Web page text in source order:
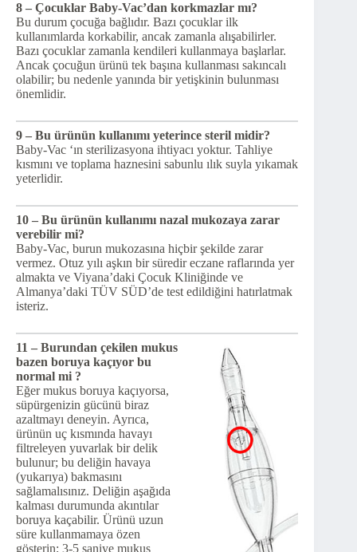
8 – Çocuklar Baby-Vac’dan korkmazlar mı?
Bu durum çocuğa bağlıdır. Bazı çocuklar ilk
kullanımlarda korkabilir, ancak zamanla alışabilirler.
Bazı çocuklar zamanla kendileri kullanmaya başlarlar.
Ancak çocuğun ürünü tek başına kullanması sakıncalı
olabilir; bu nedenle yanında bir yetişkinin bulunması
önemlidir.
9 – Bu ürünün kullanımı yeterince steril midir?
Baby-Vac ‘ın sterilizasyona ihtiyacı yoktur. Tahliye
kısmını ve toplama haznesini sabunlu ılık suyla yıkamak
yeterlidir.
10 – Bu ürünün kullanımı nazal mukozaya zarar
verebilir mi?
Baby-Vac, burun mukozasına hiçbir şekilde zarar
vermez. Otuz yılı aşkın bir süredir eczane raflarında yer
almakta ve Viyana’daki Çocuk Kliniğinde ve
Almanya’daki TÜV SÜD’de test edildiğini hatırlatmak
isteriz.
11 – Burundan çekilen mukus
bazen boruya kaçıyor bu
normal mi ?
Eğer mukus boruya kaçıyorsa,
süpürgenizin gücünü biraz
azaltmayı deneyin. Ayrıca,
ürünün uç kısmında havayı
filtreleyen yuvarlak bir delik
bulunur; bu deliğin havaya
(yukarıya) bakmasını
sağlamalısınız. Deliğin aşağıda
kalması durumunda akıntılar
boruya kaçabilir. Ürünü uzun
süre kullanmamaya özen
gösterin; 3-5 saniye mukus